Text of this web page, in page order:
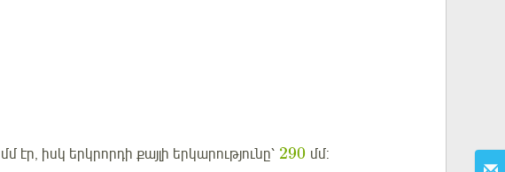
մմ էր, իսկ երկրորդի քայլի երկարությունը՝ 290 մմ: